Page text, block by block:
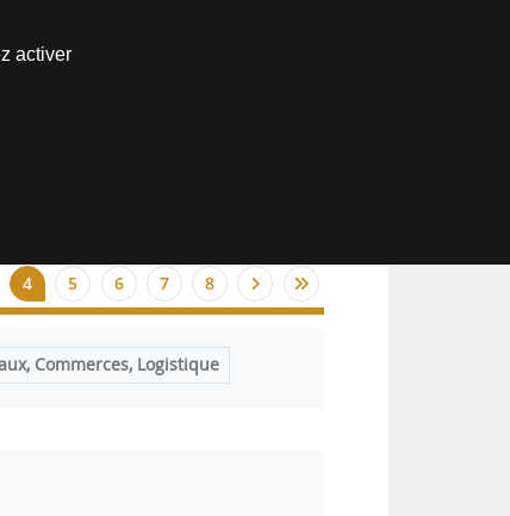
4 5 6 7 8
Commerces, Logistique
activer